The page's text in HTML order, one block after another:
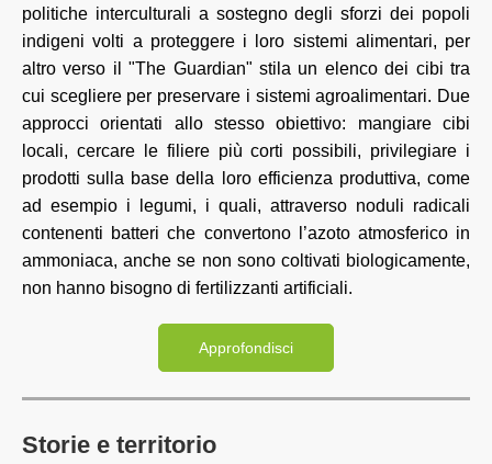
politiche interculturali a sostegno degli sforzi dei popoli
indigeni volti a proteggere i loro sistemi alimentari, per
altro verso il "The Guardian" stila un elenco dei cibi tra
cui scegliere per preservare i sistemi agroalimentari. Due
approcci orientati allo stesso obiettivo: mangiare cibi
locali, cercare le filiere più corti possibili, privilegiare i
prodotti sulla base della loro efficienza produttiva, come
ad esempio i legumi, i quali, attraverso noduli radicali
contenenti batteri che convertono l’azoto atmosferico in
ammoniaca, anche se non sono coltivati biologicamente,
non hanno bisogno di fertilizzanti artificiali.
Approfondisci
Storie e territorio